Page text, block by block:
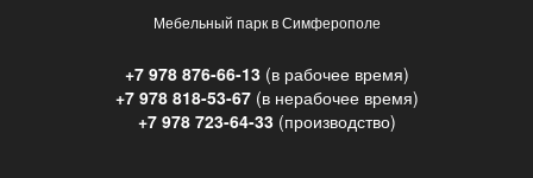
Мебельный парк в Симферополе
+7 978 876-66-13(в рабочее время)
+7 978 818-53-67(в нерабочее время)
+7 978 723-64-33(производство)